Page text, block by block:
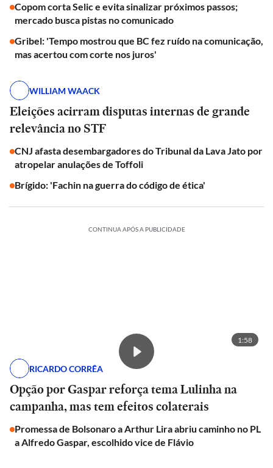
Copom corta Selic e evita sinalizar próximos passos;
mercado busca pistas no comunicado
Gribel: 'Tempo mostrou que BC fez ruído na comunicação,
mas acertou com corte nos juros'
WILLIAM WAACK
Eleições acirram disputas internas de grande
relevância no STF
CNJ afasta desembargadores do Tribunal da Lava Jato por
atropelar anulações de Toffoli
Brígido: 'Fachin na guerra do código de ética'
CONTINUA APÓS A PUBLICIDADE
1:58
RICARDO CORRÊA
Opção por Gaspar reforça tema Lulinha na
campanha, mas tem efeitos colaterais
Promessa de Bolsonaro a Arthur Lira abriu caminho no PL
a Alfredo Gaspar, escolhido vice de Flávio